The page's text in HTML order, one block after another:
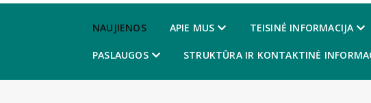
NAUJIENOS APIE MUS TEISINĖ INFORMACIJA
PASLAUGOS STRUKTŪRA IR KONTAKTINĖ